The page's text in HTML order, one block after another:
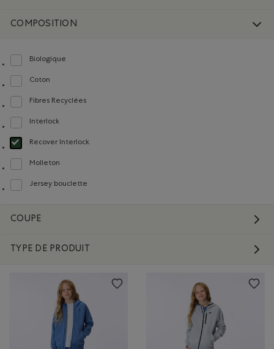
COMPOSITION
Biologique
Classer selon Composition : FibresDeCotonBiologique(OrganicCottonFibres)
Coton
Classer selon Composition : Coton(Cotton)
Fibres Recyclées
Classer selon Composition : FibresRecyclées(RecycledFibres)
Interlock
Classer selon Composition : Interlock(Interlock)
Recover Interlock
Choisir Classé selon Composition : Recover Interlock(Recover Interlock)
Molleton
Classer selon Composition : Molleton(Fleece)
Jersey bouclette
Classer selon Composition : Jerseybouclette(FrenchTerry)
COUPE
TYPE DE PRODUIT